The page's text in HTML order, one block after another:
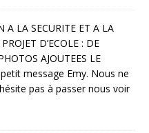
A LA SECURITE ET A LA
D’ECOLE : DE
AJOUTEES LE
message Emy. Nous ne
pas à passer nous voir